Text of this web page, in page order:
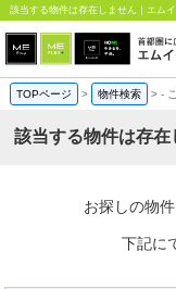
該当する物件は存在しません｜エム
TOPページ > 物件検索 >-
該当する物件は存在
お探しの物
下記に